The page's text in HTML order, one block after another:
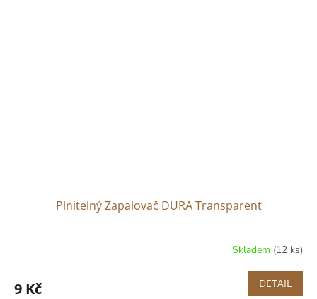
Plnitelný Zapalovač DURA Transparent
Skladem (12 ks)
9 Kč DETAIL